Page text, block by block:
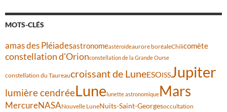
MOTS-CLÉS
amas des Pléiadesastronomeastéroïdeaurore boréaleChilicomète
constellation d'Orionconstellation de la Grande Ourse
constellation du Taureaucroissant de LuneESOISSJupiter
lumière cendréeLune lunette astronomiqueMars
MercureNASANouvelle LuneNuits-Saint-Georgesoccultation